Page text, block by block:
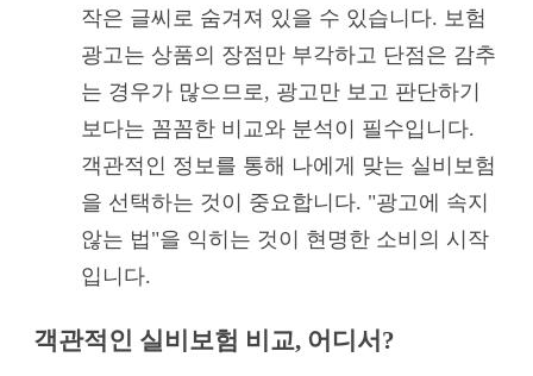
작은 글씨로 숨겨져 있을 수 있습니다. 보험
광고는 상품의 장점만 부각하고 단점은 감추
는 경우가 많으므로, 광고만 보고 판단하기
보다는 꼼꼼한 비교와 분석이 필수입니다.
객관적인 정보를 통해 나에게 맞는 실비보험
을 선택하는 것이 중요합니다. "광고에 속지
않는 법"을 익히는 것이 현명한 소비의 시작
입니다.
객관적인 실비보험 비교, 어디서?